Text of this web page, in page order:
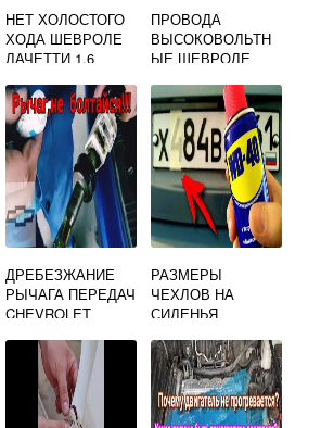
НЕТ ХОЛОСТОГО
ХОДА ШЕВРОЛЕ
ЛАЧЕТТИ 1.6
ПРОВОДА
ВЫСОКОВОЛЬТН
ЫЕ ШЕВРОЛЕ
АРТИКУЛ
ДРЕБЕЗЖАНИЕ
РЫЧАГА ПЕРЕДАЧ
CHEVROLET
РАЗМЕРЫ
ЧЕХЛОВ НА
СИДЕНЬЯ
ШЕВРОЛЕ
ЛАЧЕТТИ